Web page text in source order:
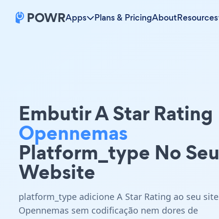
Apps Plans & PricingAboutResources
Embutir A Star Rating
Opennemas
Platform_type No Seu
Website
platform_type adicione A Star Rating ao seu site
Opennemas sem codificação nem dores de